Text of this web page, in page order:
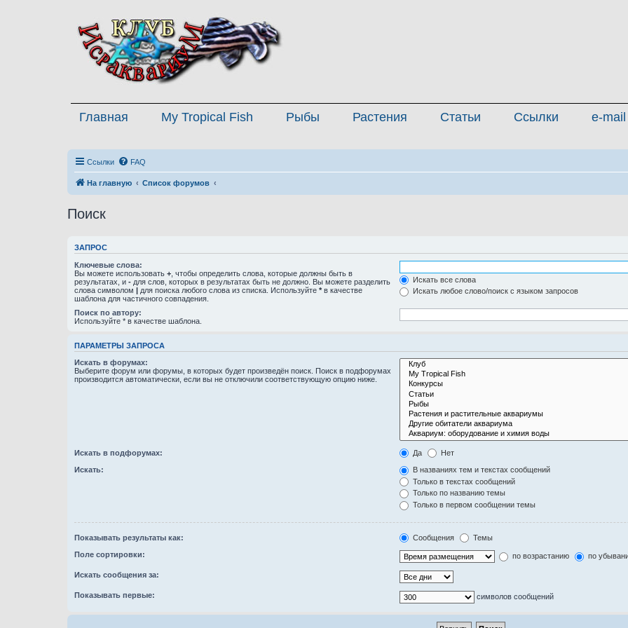
Главная My Tropical Fish Рыбы Растения Статьи Ссылки e-mail
Ссылки FAQ
На главную Список форумов
Поиск
ЗАПРОС
Ключевые слова:
Вы можете использовать + , чтобы определить слова, которые должны быть в
результатах, и - для слов, которых в результатах быть не должно. Вы можете разделить
слова символом | для поиска любого слова из списка. Используйте * в качестве
шаблона для частичного совпадения.
Искать все слова
Искать любое слово/поиск с языком запросов
Поиск по автору:
Используйте * в качестве шаблона.
ПАРАМЕТРЫ ЗАПРОСА
Искать в форумах:
Выберите форум или форумы, в которых будет произведён поиск. Поиск в подфорумах
производится автоматически, если вы не отключили соответствующую опцию ниже.
Искать в подфорумах: Да Нет
Искать:
В названиях тем и текстах сообщений
Только в текстах сообщений
Только по названию темы
Только в первом сообщении темы
Показывать результаты как: Сообщения Темы
Поле сортировки: по возрастанию по
Искать сообщения за:
Показывать первые: символов сообщений